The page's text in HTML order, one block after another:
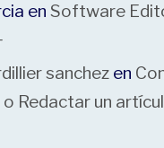
en Software
sanchez en
Redactar un